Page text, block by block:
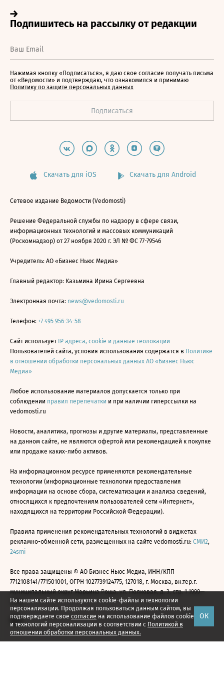
На нашем сайте используются cookie-файлы и технологии
персонализации. Продолжая пользоваться данным сайтом, вы
подтверждаете свое согласие на использование файлов cookie
и технологий персонализации в соответствии с Политикой в
отношении обработки персональных данных.
ОК
Нажимая кнопку «Подписаться», я даю свое согласие получать письма
от «Ведомости» и подтверждаю, что ознакомился и принимаю
Политику по защите персональных данных
Скачать для iOS Скачать для Android
Сетевое издание Ведомости (Vedomosti)
Решение Федеральной службы по надзору в сфере связи,
информационных технологий и массовых коммуникаций
(Роскомнадзор) от 27 ноября 2020 г. ЭЛ № ФС 77-79546
Учредитель: АО «Бизнес Ньюс Медиа»
Главный редактор: Казьмина Ирина Сергеевна
Электронная почта: news@vedomosti.ru
Телефон: +7 495 956-34-58
Сайт использует IP адреса, cookie и данные геолокации
Пользователей сайта, условия использования содержатся в Политике
в отношении обработки персональных данных АО «Бизнес Ньюс
Медиа»
Любое использование материалов допускается только при
соблюдении правил перепечатки и при наличии гиперссылки на
vedomosti.ru
Новости, аналитика, прогнозы и другие материалы, представленные
на данном сайте, не являются офертой или рекомендацией к покупке
или продаже каких-либо активов.
На информационном ресурсе применяются рекомендательные
технологии (информационные технологии предоставления
информации на основе сбора, систематизации и анализа сведений,
относящихся к предпочтениям пользователей сети «Интернет»,
находящихся на территории Российской Федерации).
Правила применения рекомендательных технологий в виджетах
рекламно-обменной сети, размещенных на сайте vedomosti.ru: СМИ2,
24smi
Все права защищены © АО Бизнес Ньюс Медиа, ИНН/КПП
7712108141/771501001, ОГРН 1027739124775, 127018, г. Москва, вн.тер.г.
муниципальный округ Марьина Роща, ул. Полковая, д. 3, стр. 1 1999—
2026